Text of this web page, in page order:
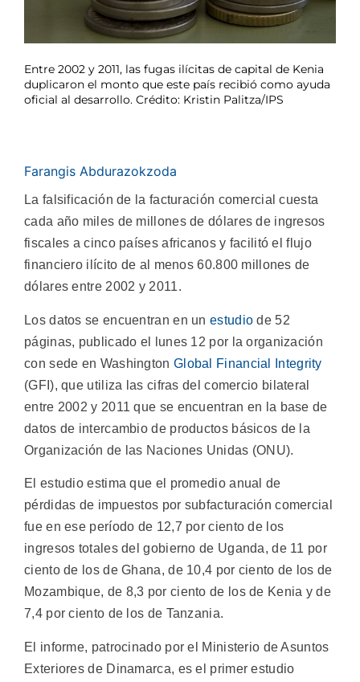
Entre 2002 y 2011, las fugas ilícitas de capital de Kenia
duplicaron el monto que este país recibió como ayuda
oficial al desarrollo. Crédito: Kristin Palitza/IPS
Farangis Abdurazokzoda
La falsificación de la facturación comercial cuesta
cada año miles de millones de dólares de ingresos
fiscales a cinco países africanos y facilitó el flujo
financiero ilícito de al menos 60.800 millones de
dólares entre 2002 y 2011.
Los datos se encuentran en unestudio de 52
páginas, publicado el lunes 12 por la organización
con sede en Washington Global Financial Integrity
(GFI), que utiliza las cifras del comercio bilateral
entre 2002 y 2011 que se encuentran en la base de
datos de intercambio de productos básicos de la
Organización de las Naciones Unidas (ONU).
El estudio estima que el promedio anual de
pérdidas de impuestos por subfacturación comercial
fue en ese período de 12,7 por ciento de los
ingresos totales del gobierno de Uganda, de 11 por
ciento de los de Ghana, de 10,4 por ciento de los de
Mozambique, de 8,3 por ciento de los de Kenia y de
7,4 por ciento de los de Tanzania.
El informe, patrocinado por el Ministerio de Asuntos
Exteriores de Dinamarca, es el primer estudio